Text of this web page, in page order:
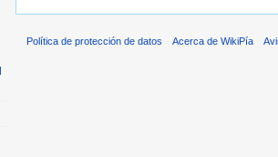
Política de protección de datos Acerca de WikiPía